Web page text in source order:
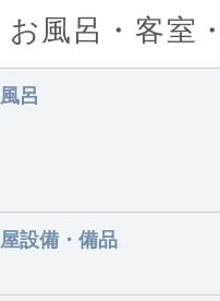
お風呂・客室
呂
設備・備品